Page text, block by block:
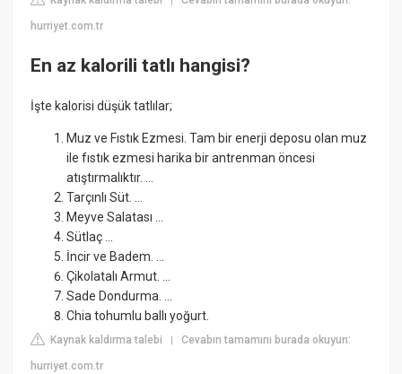
hurriyet.com.tr
En az kalorili tatlı hangisi?
İşte kalorisi düşük tatlılar;
Muz ve Fıstık Ezmesi. Tam bir enerji deposu olan muz
ile fıstık ezmesi harika bir antrenman öncesi
atıştırmalıktır. ...
Tarçınlı Süt. ...
Meyve Salatası ...
Sütlaç ...
İncir ve Badem. ...
Çikolatalı Armut. ...
Sade Dondurma. ...
Chia tohumlu ballı yoğurt.
Kaynak kaldırma talebi |Cevabın tamamını burada okuyun:
hurriyet.com.tr